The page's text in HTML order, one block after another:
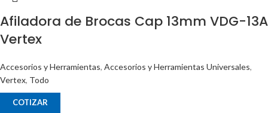
Afiladora de Brocas Cap 13mm VDG-13A
Vertex
Accesorios y Herramientas, Accesorios y Herramientas Universales,
Vertex, Todo
COTIZAR